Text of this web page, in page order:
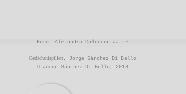
Foto: Alejandro Calderon Jaffe
Gedächtnispillen, Jorge Sánchez Di Bello
© Jorge Sánchez Di Bello, 2018